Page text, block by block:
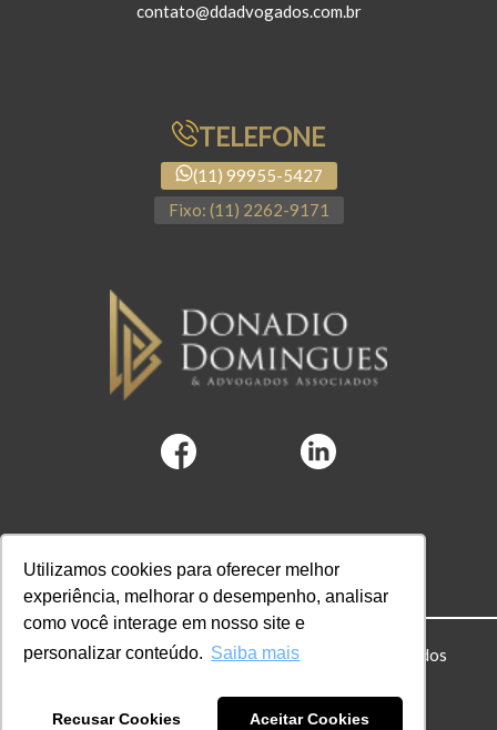
Utilizamos cookies para oferecer melhor
experiência, melhorar o desempenho, analisar
como você interage em nosso site e
personalizar conteúdo. Saiba mais
Recusar Cookies Aceitar Cookies
contato@ddadvogados.com.br
TELEFONE
(11) 99955-5427
Fixo: (11) 2262-9171
© 2022 DD Advogados. Todos os direitos reservados